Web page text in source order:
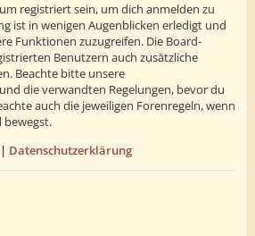
registriert sein, um dich anmelden zu
ist in wenigen Augenblicken erledigt und
Funktionen zuzugreifen. Die Board-
Benutzern auch zusätzliche
Beachte bitte unsere
die verwandten Regelungen, bevor du
auch die jeweiligen Forenregeln, wenn
bewegst.
| Datenschutzerklärung